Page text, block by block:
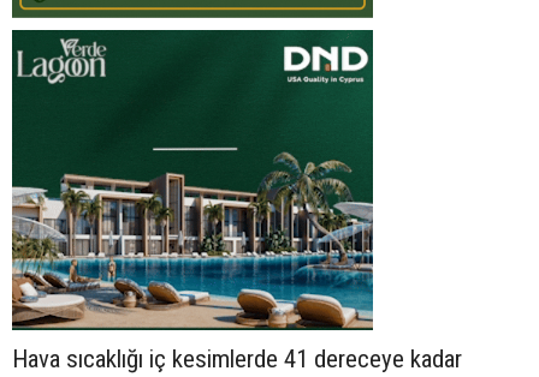
Hava sıcaklığı iç kesimlerde 41 dereceye kadar